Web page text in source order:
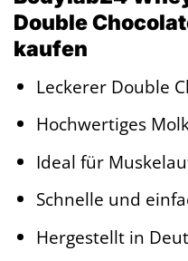
Double
kaufen
Leckerer Double
Hochwertiges
Ideal für
Schnelle und
Hergestellt in